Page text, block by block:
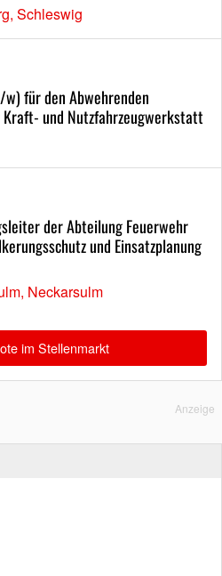
Schleswig
für den Abwehrenden
und Nutzfahrzeugwerkstatt
der Abteilung Feuerwehr
und Einsatzplanung
Neckarsulm
im Stellenmarkt
Anzeige